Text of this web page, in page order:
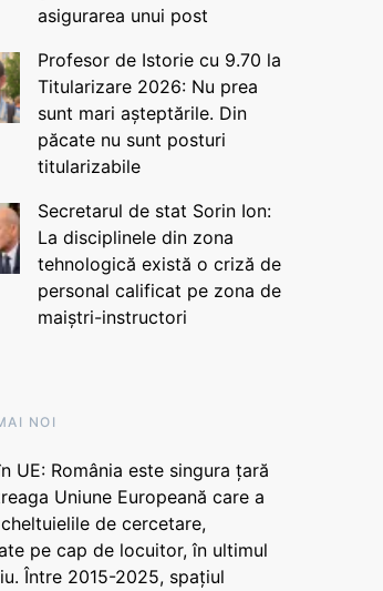
asigurarea unui post
Profesor de Istorie cu 9.70 la
Titularizare 2026: Nu prea
sunt mari așteptările. Din
păcate nu sunt posturi
titularizabile
Secretarul de stat Sorin Ion:
La disciplinele din zona
tehnologică există o criză de
personal calificat pe zona de
maiștri-instructori
NOI
UE: România este singura țară
Uniune Europeană care a
de cercetare,
pe cap de locuitor, în ultimul
Între 2015-2025, spațiul